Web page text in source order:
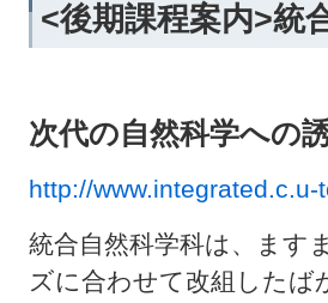
<後期課程案内>統
次代の自然科学への
http://www.integrated.c.u-
統合自然科学科は、ます
ズに合わせて改組したば